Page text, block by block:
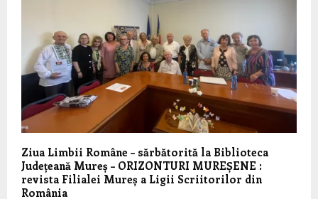
Ziua Limbii Române – sărbătorită la Biblioteca
Județeană Mureș – ORIZONTURI MUREȘENE :
revista Filialei Mureș a Ligii Scriitorilor din
România